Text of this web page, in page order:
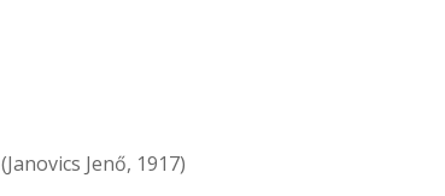
(Janovics Jenő, 1917)